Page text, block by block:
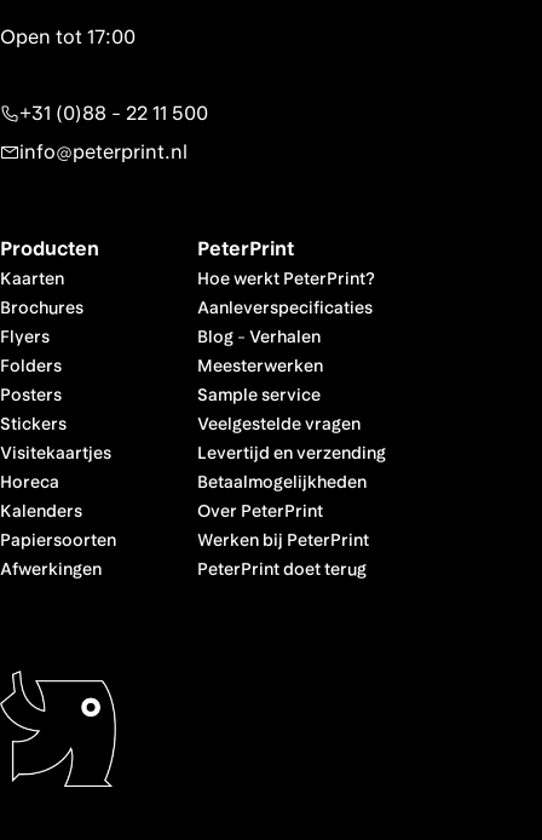
+31 (0)88 - 22 11 500
info@peterprint.nl
Producten
Kaarten
Brochures
Flyers
Folders
Posters
Stickers
Visitekaartjes
Horeca
Kalenders
Papiersoorten
Afwerkingen
PeterPrint
Hoe werkt PeterPrint?
Aanleverspecificaties
Blog- Verhalen
Meesterwerken
Sample service
Veelgestelde vragen
Levertijd en verzending
Betaalmogelijkheden
Over PeterPrint
Werken bij PeterPrint
PeterPrint doet terug